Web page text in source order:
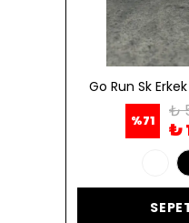
Go Run Sk
%71 ₺
₺